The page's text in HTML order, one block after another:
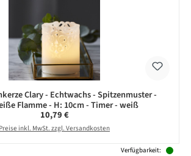
Clary - Echtwachs - Spitzenmuster -
Flamme - H: 10cm - Timer - weiß
Regulärer Preis:
10,79 €
Preise inkl. MwSt. zzgl. Versandkosten
Verfügbarkeit: